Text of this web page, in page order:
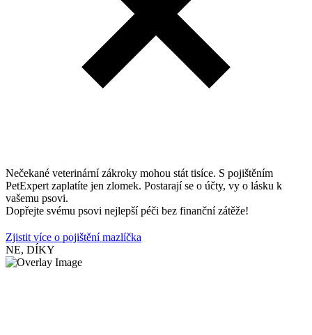
Nečekané veterinární zákroky mohou stát tisíce. S pojištěním
PetExpert zaplatíte jen zlomek. Postarají se o účty, vy o lásku k
vašemu psovi.
Dopřejte svému psovi nejlepší péči bez finanční zátěže!
Zjistit více o pojištění mazlíčka
NE, DÍKY